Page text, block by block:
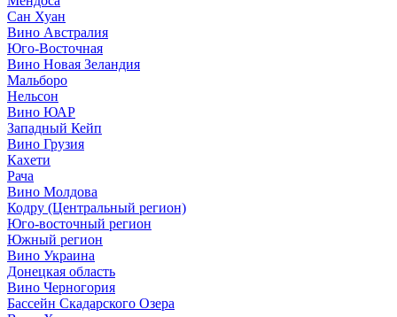
Сан Хуан
Вино Австралия
Юго-Восточная
Вино Новая Зеландия
Мальборо
Нельсон
Вино ЮАР
Западный Кейп
Вино Грузия
Кахети
Рача
Вино Молдова
Кодру (Центральный регион)
Юго-восточный регион
Южный регион
Вино Украина
Донецкая область
Вино Черногория
Бассейн Скадарского Озера